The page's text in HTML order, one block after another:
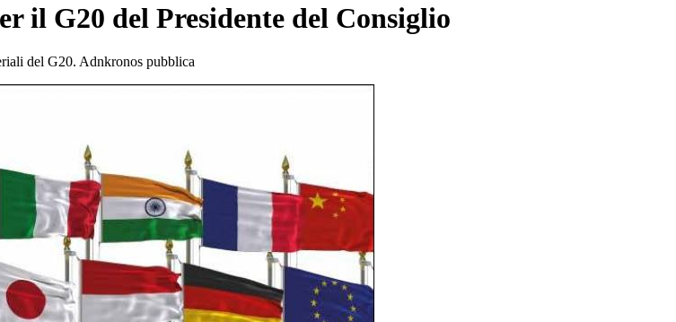
il G20 del Presidente del Consiglio
del G20. Adnkronos pubblica